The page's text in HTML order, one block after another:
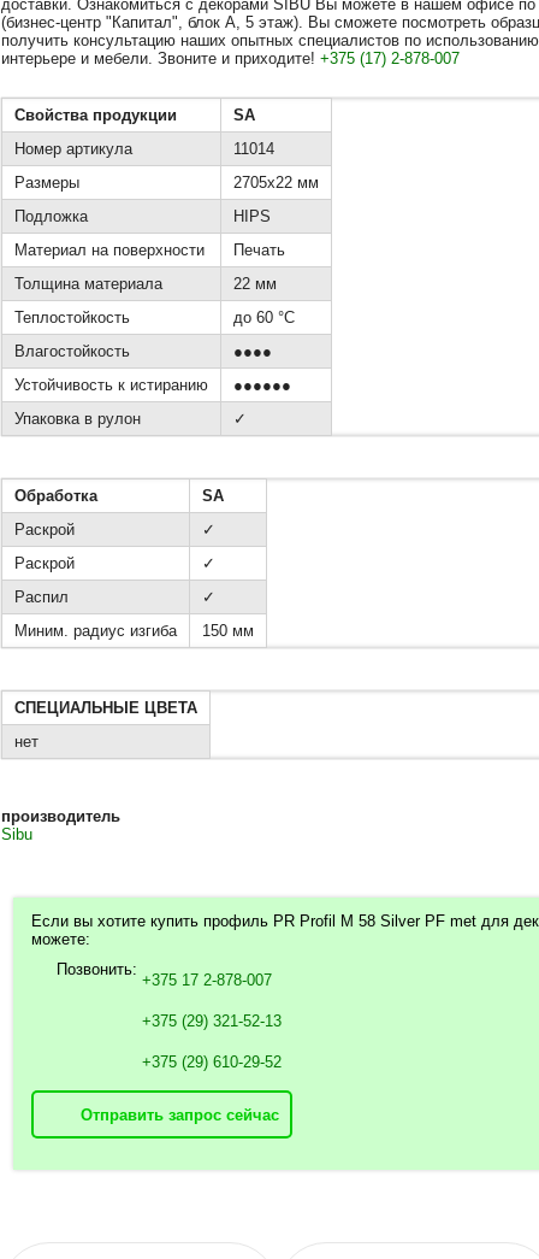
доставки. Ознакомиться с декорами SIBU Вы можете в нашем офисе
(бизнес-центр "Капитал", блок А, 5 этаж). Вы сможете посмотреть
получить консультацию наших опытных специалистов по
интерьере и мебели. Звоните и приходите! +375 (17) 2-878-007
Свойства продукции
SA
Номер артикула
11014
Размеры
2705x22 мм
Подложка
HIPS
Материал на поверхности
Печать
Толщина материала
22 мм
Теплостойкость
до 60 °C
Влагостойкость
●●●●
Устойчивость к истиранию
●●●●●●
Упаковка в рулон
✓
Обработка
SA
Раскрой
✓
Раскрой
✓
Распил
✓
Миним. радиус изгиба
150 мм
СПЕЦИАЛЬНЫЕ ЦВЕТА
нет
производитель
Sibu
Если вы хотите купить профиль PR Profil M 58 Silver PF met для
можете:
Позвонить:
+375 17 2-878-007
+375 (29) 321-52-13
+375 (29) 610-29-52
Отправить запрос сейчас